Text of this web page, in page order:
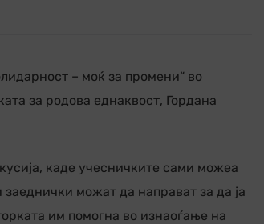
– моќ за промени“ во
за родова еднаквост, Гордана
каде учесничките сами можеа
можат да направат за да ја
им помогна во изнаоѓање на